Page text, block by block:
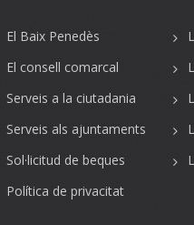
El Baix Penedès
El consell comarcal
Serveis a la ciutadania
Serveis als ajuntaments
Sol·licitud de beques
Política de privacitat